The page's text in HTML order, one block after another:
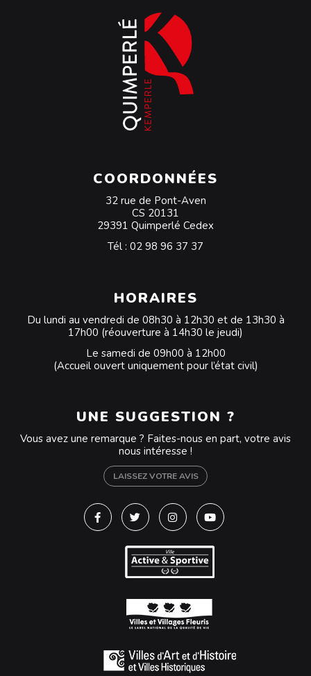
COORDONNÉES
32 rue de Pont-Aven
CS 20131
29391 Quimperlé Cedex
Tél : 02 98 96 37 37
HORAIRES
Du lundi au vendredi de 08h30 à 12h30 et de 13h30 à
17h00 (réouverture à 14h30 le jeudi)
Le samedi de 09h00 à 12h00
(Accueil ouvert uniquement pour l’état civil)
UNE SUGGESTION ?
Vous avez une remarque ? Faites-nous en part, votre avis
nous intéresse !
LAISSEZ VOTRE AVIS
Lien vers le compte Facebook
Lien vers le compte Twitter
Lien vers le compte
Lien vers la chaîne